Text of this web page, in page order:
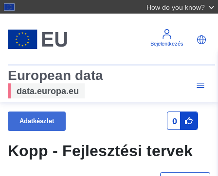
How do you know?
Bejelentkezés
European data
data.europa.eu
Adatkészlet 0
Kopp - Fejlesztési tervek